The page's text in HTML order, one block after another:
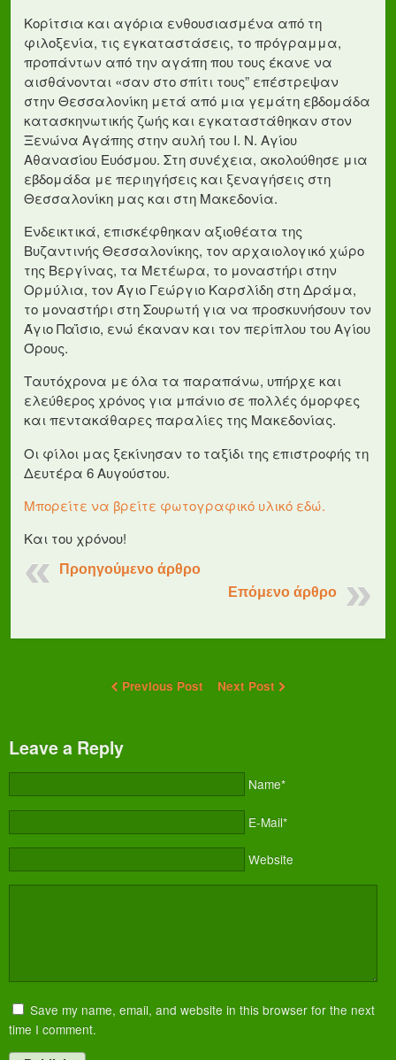
Κορίτσια και αγόρια ενθουσιασμένα από τη
φιλοξενία, τις εγκαταστάσεις, το πρόγραμμα,
προπάντων από την αγάπη που τους έκανε να
αισθάνονται «σαν στο σπίτι τους” επέστρεψαν
στην Θεσσαλονίκη μετά από μια γεμάτη εβδομάδα
κατασκηνωτικής ζωής και εγκαταστάθηκαν στον
Ξενώνα Αγάπης στην αυλή του Ι. Ν. Αγίου
Αθανασίου Ευόσμου. Στη συνέχεια, ακολούθησε μια
εβδομάδα με περιηγήσεις και ξεναγήσεις στη
Θεσσαλονίκη μας και στη Μακεδονία.
Ενδεικτικά, επισκέφθηκαν αξιοθέατα της
Βυζαντινής Θεσσαλονίκης, τον αρχαιολογικό χώρο
της Βεργίνας, τα Μετέωρα, το μοναστήρι στην
Ορμύλια, τον Άγιο Γεώργιο Καρσλίδη στη Δράμα,
το μοναστήρι στη Σουρωτή για να προσκυνήσουν τον
Άγιο Παΐσιο, ενώ έκαναν και τον περίπλου του Αγίου
Όρους.
Ταυτόχρονα με όλα τα παραπάνω, υπήρχε και
ελεύθερος χρόνος για μπάνιο σε πολλές όμορφες
και πεντακάθαρες παραλίες της Μακεδονίας.
Οι φίλοι μας ξεκίνησαν το ταξίδι της επιστροφής τη
Δευτέρα 6 Αυγούστου.
Μπορείτε να βρείτε φωτογραφικό υλικό εδώ.
Και του χρόνου!
Προηγούμενο άρθρο
Επόμενο άρθρο
Previous Post Next Post
Leave a Reply
Name*
E-Mail*
Website
Save my name, email, and website in this browser for the next
time I comment.